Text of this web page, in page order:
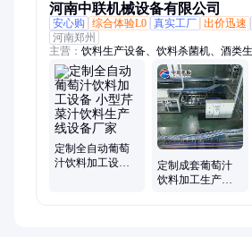
河南中联机械设备有限公司
安心购
综合体验L0 真实工厂 出价迅速
河南郑州
主营： 饮料生产设备、饮料杀菌机、酒类
产线设备、液态肥生产设备
定制全自动葡萄
汁饮料加工设备
定制成套葡萄汁
饮料加工生产线